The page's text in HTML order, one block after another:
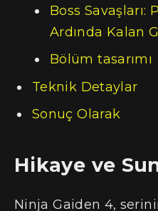
Boss Savaşları:
Ardında Kalan
Bölüm tasarımı
Teknik Detaylar
Sonuç Olarak
Hikaye ve
Ninja Gaiden 4,